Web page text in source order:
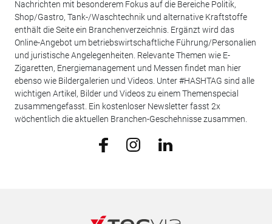
Nachrichten mit besonderem Fokus auf die Bereiche Politik,
Shop/Gastro, Tank-/Waschtechnik und alternative Kraftstoffe
enthält die Seite ein Branchenverzeichnis. Ergänzt wird das
Online-Angebot um betriebswirtschaftliche Führung/Personalien
und juristische Angelegenheiten. Relevante Themen wie E-
Zigaretten, Energiemanagement und Messen findet man hier
ebenso wie Bildergalerien und Videos. Unter #HASHTAG sind alle
wichtigen Artikel, Bilder und Videos zu einem Themenspecial
zusammengefasst. Ein kostenloser Newsletter fasst 2x
wöchentlich die aktuellen Branchen-Geschehnisse zusammen.